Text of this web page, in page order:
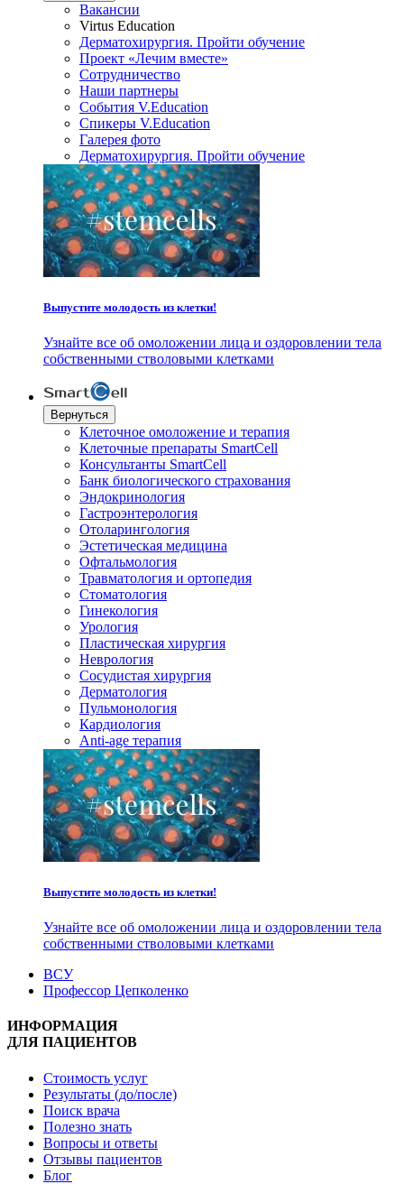
Вакансии
Virtus Education
Дерматохирургия. Пройти обучение
Проект «Лечим вместе»
Сотрудничество
Наши партнеры
События V.Education
Спикеры V.Education
Галерея фото
Дерматохирургия. Пройти обучение
Выпустите молодость из клетки!
Узнайте все об омоложении лица и оздоровлении тела
собственными стволовыми клетками
Вернуться
Клеточное омоложение и терапия
Клеточные препараты SmartCell
Консультанты SmartCell
Банк биологического страхования
Эндокринология
Гастроэнтерология
Отоларингология
Эстетическая медицина
Офтальмология
Травматология и ортопедия
Стоматология
Гинекология
Урология
Пластическая хирургия
Неврология
Сосудистая хирургия
Дерматология
Пульмонология
Кардиология
Anti-age терапия
Выпустите молодость из клетки!
Узнайте все об омоложении лица и оздоровлении тела
собственными стволовыми клетками
ВСУ
Профессор Цепколенко
ИНФОРМАЦИЯ
ДЛЯ ПАЦИЕНТОВ
Стоимость услуг
Результаты (до/после)
Поиск врача
Полезно знать
Вопросы и ответы
Отзывы пациентов
Блог